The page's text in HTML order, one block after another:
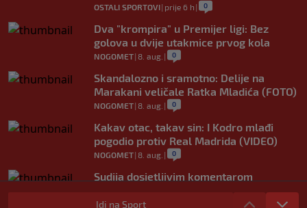
OSTALI SPORTOVI| prije 6 h | 0
Dva "krompira" u Premijer ligi: Bez
golova u dvije utakmice prvog kola
NOGOMET| 8. aug. | 0
Skandalozno i sramotno: Delije na
Marakani veličale Ratka Mladića (FOTO)
NOGOMET| 8. aug. | 0
Kakav otac, takav sin: I Kodro mlađi
pogodio protiv Real Madrida (VIDEO)
NOGOMET| 8. aug. | 0
Sudija dosjetljivim komentarom
nasmijao publiku nakon žalbe tenisera
(VIDEO)
Idi na Sport